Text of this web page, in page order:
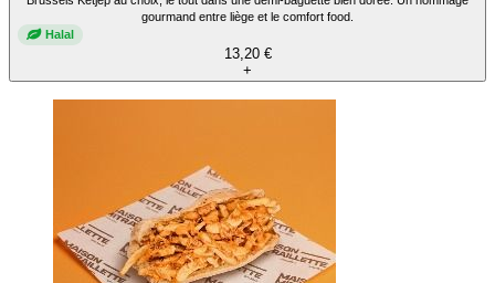
gourmand entre liège et le comfort food.
Halal
13,20 €
+